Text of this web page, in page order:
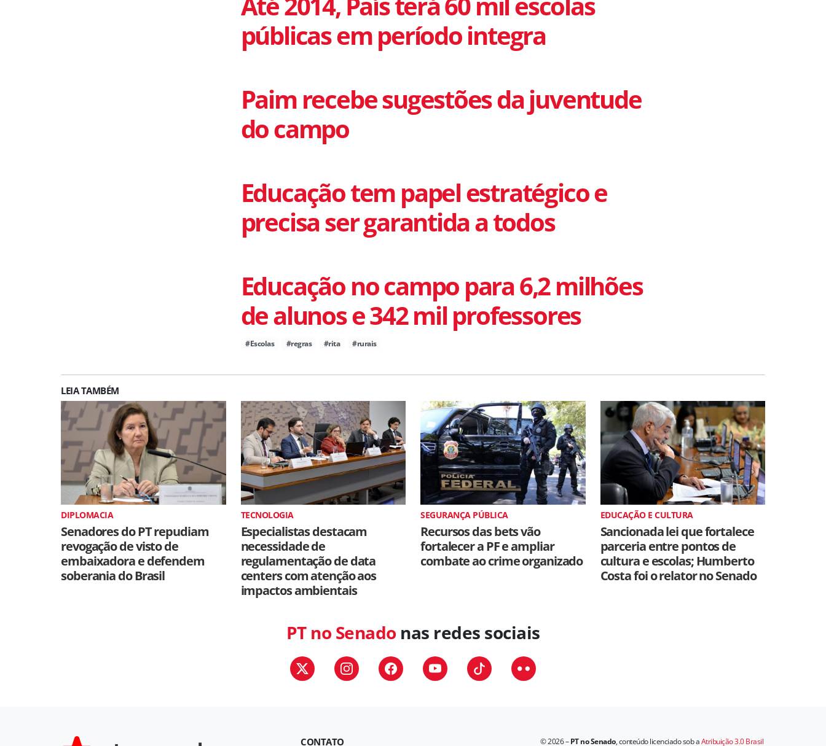
públicas em período integra
Paim recebe sugestões da juventude
do campo
Educação tem papel estratégico e
precisa ser garantida a todos
Educação no campo para 6,2 milhões
de alunos e 342 mil professores
#Escolas #regras #rita #rurais
LEIA TAMBÉM
DIPLOMACIA
Senadores do PT repudiam
revogação de visto de
embaixadora e defendem
soberania do Brasil
TECNOLOGIA
Especialistas destacam
necessidade de
regulamentação de data
centers com atenção aos
impactos ambientais
SEGURANÇA PÚBLICA
Recursos das bets vão
fortalecer a PF e ampliar
combate ao crime organizado
EDUCAÇÃO E CULTURA
Sancionada lei que fortalece
parceria entre pontos de
cultura e escolas; Humberto
Costa foi o relator no Senado
PT no Senado nas redes sociais
CONTATO © 2026 –PT no Senado, conteúdo licenciado sob aAtribuição 3.0 Brasil